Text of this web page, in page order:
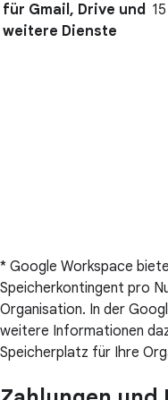
für Gmail, Drive und
weitere Dienste
* Google Workspace
Speicherkontingent pro
Organisation. In der
weitere Informationen
Speicherplatz für Ihre